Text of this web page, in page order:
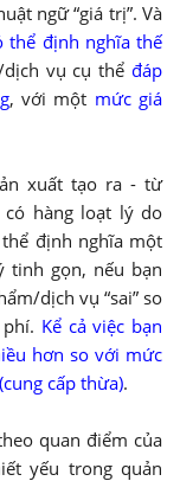
ngữ “giá trị”. Và
thể định nghĩa thế
dịch vụ cụ thểđáp
, với một mức giá
xuất tạo ra - từ
có hàng loạt lý do
định nghĩa một
tinh gọn, nếu bạn
dịch vụ “sai” so
Kể cả việc bạn
hơn so với mức
cấp thừa).
quan điểm của
yếu trong quản